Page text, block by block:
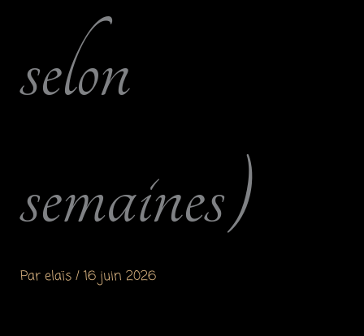
selon
semaines)
Par elaïs / 16 juin 2026